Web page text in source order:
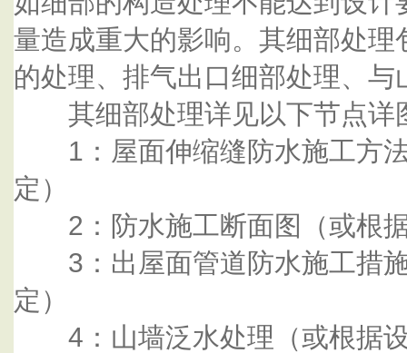
量造成重大的影响。其细部处
的处理、排气出口细部处理、
其细部处理详见以下节点详
1：屋面伸缩缝防水施工方法
定）
2：防水施工断面图（或根据
3：出屋面管道防水施工措施
定）
4：山墙泛水处理（或根据